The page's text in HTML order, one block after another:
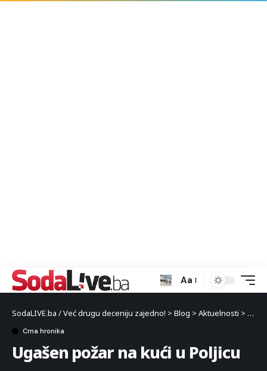
Aa
SodaLIVE.ba / Već drugu deceniju zajedno! > Blog > Aktuelnosti > Crna
Crna hronika
Ugašen požar na kući u Poljicu